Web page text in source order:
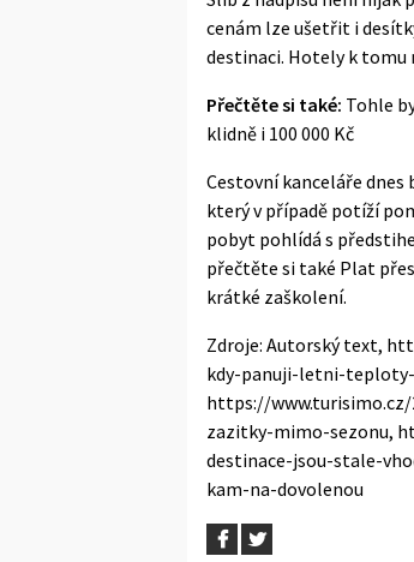
cenám lze ušetřit i
destinaci. Hotely k tomu
Přečtěte si také: Tohle
klidně i 100 000 Kč
Cestovní kanceláře
který v případě potíží
pobyt pohlídá s
přečtěte si také Plat
krátké zaškolení.
Zdroje: Autorský text,
kdy-panuji-letni-
https://
zazitky-mimo-sezonu,
destinace-jsou-stale-
kam-na-dovolenou